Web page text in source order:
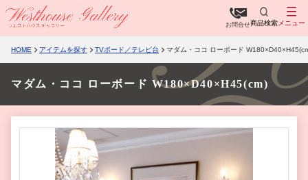
お問合せ商品検索 メニュー
HOME アイテムを探す TVボード／テレビ台 マダム・ココ ローボード
マダム・ココ ローボード W180×D40×H45(cm)